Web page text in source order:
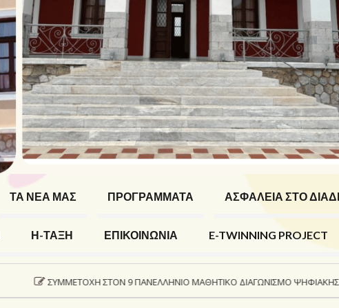
ΤΑ ΝΕΑ ΜΑΣ ΠΡΟΓΡΑΜΜΑΤΑ ΑΣΦΆΛΕΙΑ ΣΤΟ
Η-ΤΑΞΗ ΕΠΙΚΟΙΝΩΝΙΑ E-TWINNING PROJECT
ΣΥΜΜΕΤΟΧΉ ΣΤΟΝ 9 ΠΑΝΕΛΛΉΝΙΟ ΜΑΘΗΤΙΚΌ ΔΙΑΓΩΝΙΣΜΌ ΨΗΦΙΑΚΉΣ